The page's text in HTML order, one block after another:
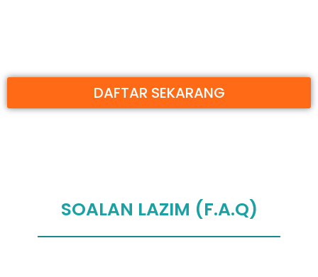
DAFTAR SEKARANG
SOALAN LAZIM (F.A.Q)